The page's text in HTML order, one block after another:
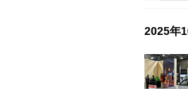
2025年